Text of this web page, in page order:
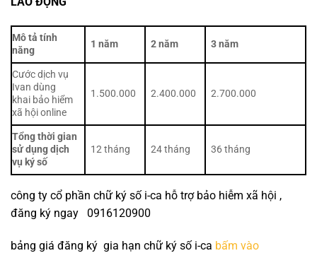
Mô tả tính
năng
1 năm 2 năm 3 năm
Cước dịch vụ
Ivan dùng
khai bảo hiểm
xã hội online
1.500.000 2.400.000 2.700.000
Tổng thời gian
sử dụng dịch
vụ ký số
12 tháng 24 tháng 36 tháng
công ty cổ phần chữ ký số i-ca hỗ trợ bảo hiễm xã hội ,
đăng ký ngay 0916120900
bảng giá đăng ký gia hạn chữ ký số i-ca bấm vào